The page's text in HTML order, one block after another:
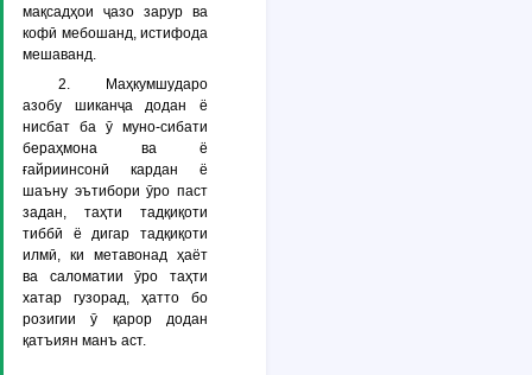
мақсадҳои ҷазо зарур ва
кофӣ мебошанд, истифода
мешаванд.
2. Маҳкумшударо
азобу шиканҷа додан ё
нисбат ба ӯ муно-сибати
бераҳмона ва ё
ғайриинсонӣ кардан ё
шаъну эътибори ӯро паст
задан, таҳти тадқиқоти
тиббӣ ё дигар тадқиқоти
илмӣ, ки метавонад ҳаёт
ва саломатии ӯро таҳти
хатар гузорад, ҳатто бо
розигии ӯ қарор додан
қатъиян манъ аст.